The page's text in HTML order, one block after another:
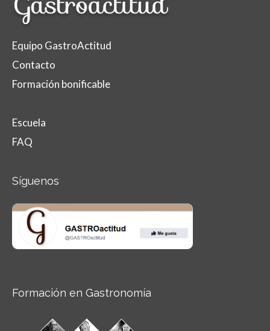
Equipo GastroActitud
Contacto
Formación bonificable
Escuela
FAQ
Síguenos
Formación en Gastronomía